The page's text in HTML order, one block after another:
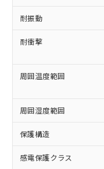
耐振動
耐衝撃
周囲温度範囲
周囲湿度範囲
保護構造
感電保護クラス
本サ
(税抜)
当社
本サ
ことを
在庫
記載
タに基
覧さ
準価格
調査・確認
非含有の対
非該当品：
害物質有無
仕入先様の
いたものが
むを得ず変
*EU RoHS指令（
鉛(Pb) 1000ppm
六価クロム
「○」：最
基準値以下
「×」：最大
基準値を超
「－」：未
い合わせくだ
*中国RoHS10物
ム) : 100ppm、
当社は
為替お
（以下
または
国政
可)を取